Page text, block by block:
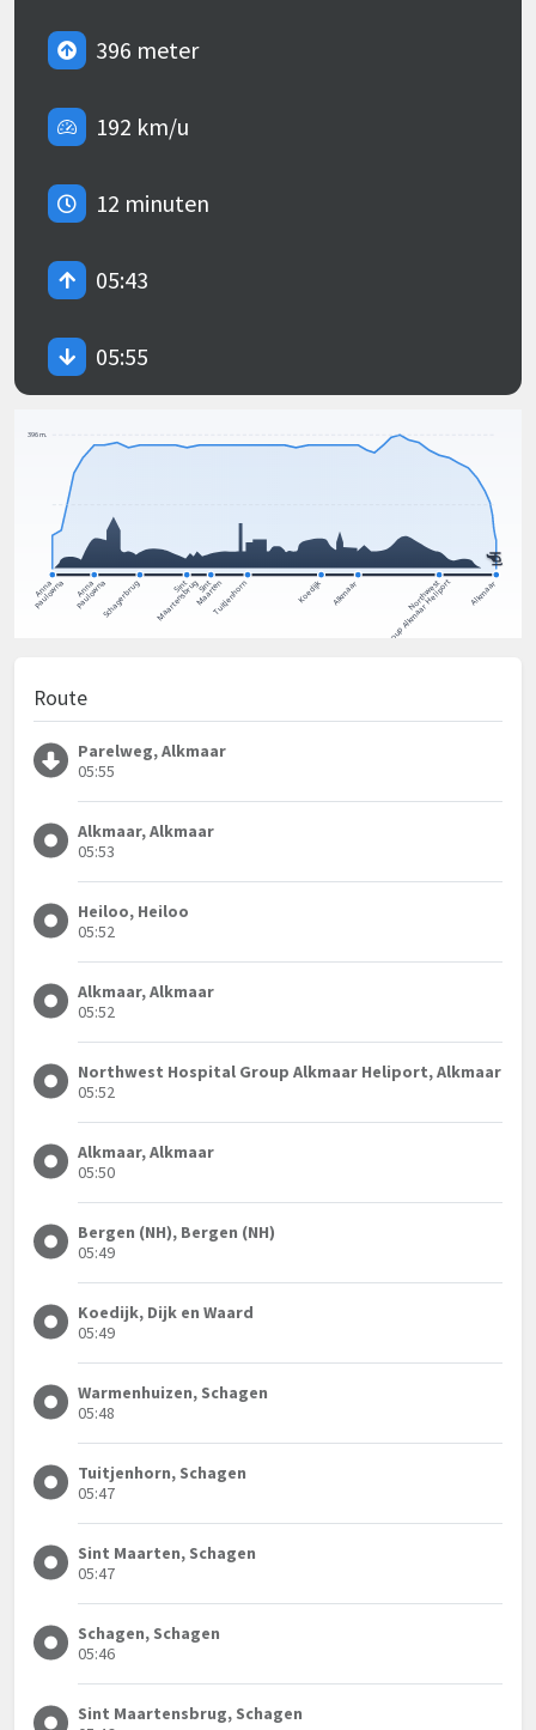
396 meter
192 km/u
12 minuten
05:43
05:55
Route
Parelweg, Alkmaar
05:55
Alkmaar, Alkmaar
05:53
Heiloo, Heiloo
05:52
Alkmaar, Alkmaar
05:52
Northwest Hospital Group Alkmaar Heliport, Alkmaar
05:52
Alkmaar, Alkmaar
05:50
Bergen (NH), Bergen (NH)
05:49
Koedijk, Dijk en Waard
05:49
Warmenhuizen, Schagen
05:48
Tuitjenhorn, Schagen
05:47
Sint Maarten, Schagen
05:47
Schagen, Schagen
05:46
Sint Maartensbrug, Schagen